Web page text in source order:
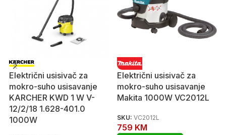
Električni usisivač za
mokro-suho usisavanje
KARCHER KWD 1 W V-
12/2/18 1.628-401.0
1000W
Električni usisivač za
mokro-suho usisavanje
Makita 1000W VC2012L
SKU: VC2012L
759 KM